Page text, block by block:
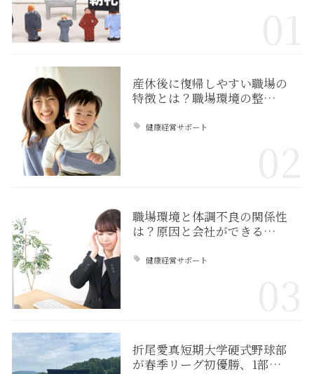
産休後に復帰しやすい職場の
特徴とは？職場環境の整…
健康経営サポート
職場環境と体調不良の関係性
は？原因と会社ができる…
健康経営サポート
折尾愛真短期大学硬式野球部
が春季リーグ初優勝、1部…